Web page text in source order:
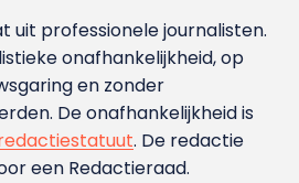
uit professionele journalisten.
onafhankelijkheid, op
en zonder
De onafhankelijkheid is
. De redactie
een Redactieraad.